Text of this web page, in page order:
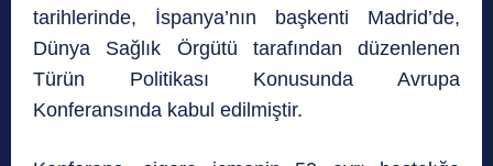
tarihlerinde, İspanya’nın başkenti Madrid’de,
Dünya Sağlık Örgütü tarafından düzenlenen
Türün Politikası Konusunda Avrupa
Konferansında kabul edilmiştir.